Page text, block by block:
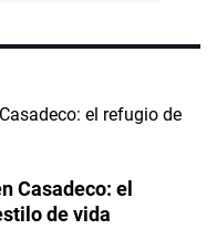
Casadeco: el
de vida